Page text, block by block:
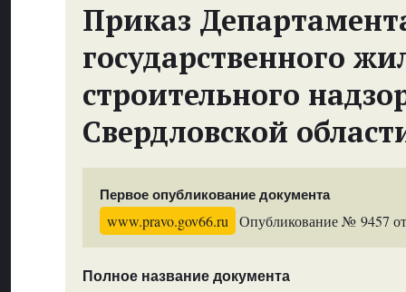
Приказ
государственного
строительного
Свердловской
Первое опубликование документа
www.pravo.gov66.ru Опубликование № 9457
Полное название документа